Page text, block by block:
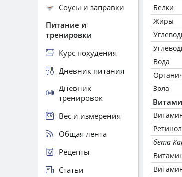
Белки
Жиры
Вода
Зола
Ретинол
бета
Соусы и заправки
Питание и
тренировки
Курс похудения
Дневник питания
Дневник
тренировок
Вес и измерения
Общая лента
Рецепты
Статьи